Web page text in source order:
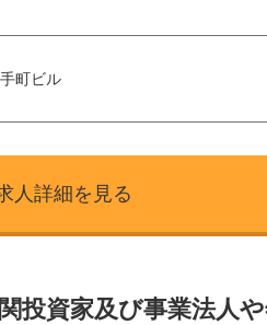
町ビル
人詳細を見る
資家及び事業法人